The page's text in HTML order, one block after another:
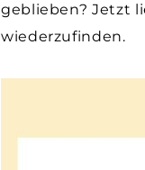
geblieben? Jetzt
wiederzufinden.